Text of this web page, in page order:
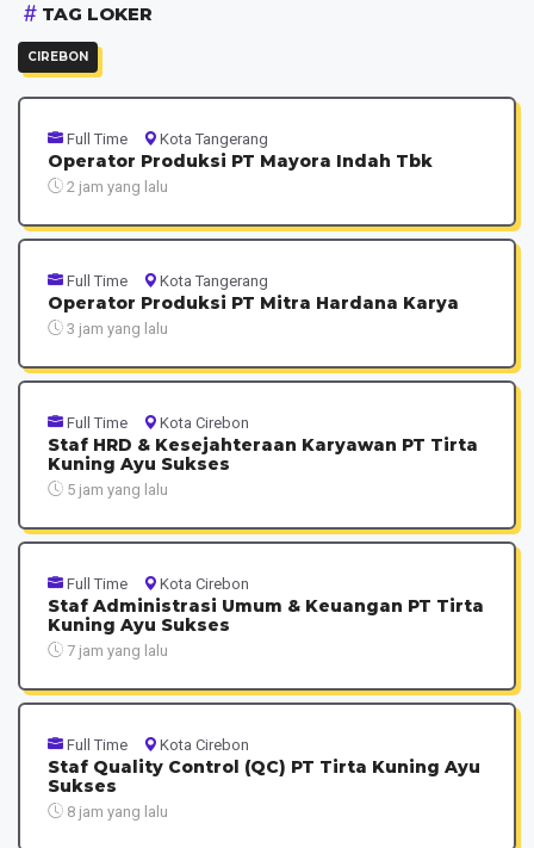
TAG LOKER
CIREBON
Full Time Kota Tangerang
Operator Produksi PT Mayora Indah Tbk
2 jam yang lalu
Full Time Kota Tangerang
Operator Produksi PT Mitra Hardana Karya
3 jam yang lalu
Full Time Kota Cirebon
Staf HRD & Kesejahteraan Karyawan PT Tirta
Kuning Ayu Sukses
5 jam yang lalu
Full Time Kota Cirebon
Staf Administrasi Umum & Keuangan PT Tirta
Kuning Ayu Sukses
7 jam yang lalu
Full Time Kota Cirebon
Staf Quality Control (QC) PT Tirta Kuning Ayu
Sukses
8 jam yang lalu